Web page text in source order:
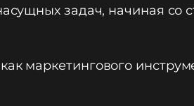
задач, начиная со
маркетингового